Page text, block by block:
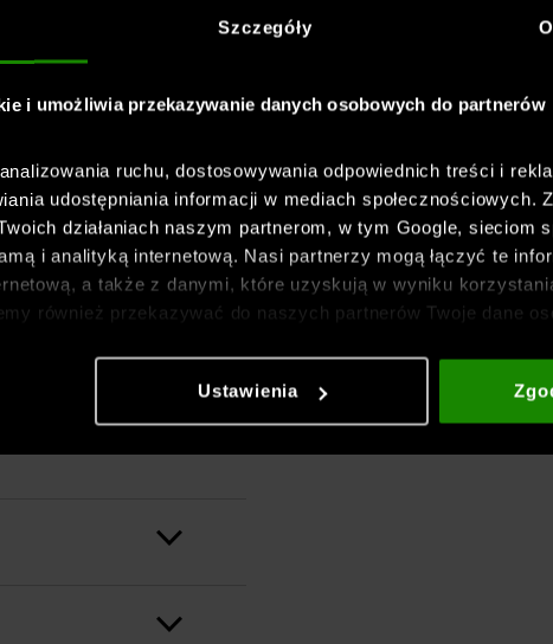
Szczegóły
i umożliwia przekazywanie danych osobowych do partnerów
ruchu, dostosowywania odpowiednich treści i
udostępniania informacji w mediach społecznościowych.
działaniach naszym partnerom, w tym Google, sieciom
i analityką internetową. Nasi partnerzy mogą łączyć te
a także z danymi, które uzyskują w wyniku
również przekazywać do naszych partnerów Twoje dane
informacje znajdziesz w naszej
Polityce prywatności
Ustawienia